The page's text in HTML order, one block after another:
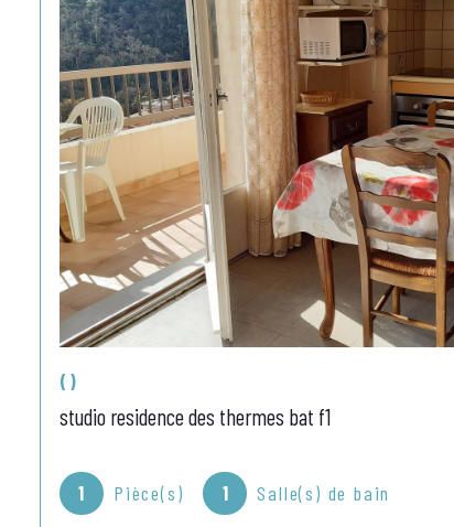
()
studio residence des thermes bat f1
1 Pièce(s) 1 Salle(s) de bain